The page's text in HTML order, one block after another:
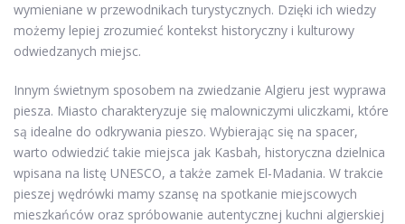
wymieniane w przewodnikach turystycznych. Dzięki ich wiedzy
możemy lepiej zrozumieć kontekst historyczny i kulturowy
odwiedzanych miejsc.
Innym świetnym sposobem na zwiedzanie Algieru jest wyprawa
piesza. Miasto charakteryzuje się malowniczymi uliczkami, które
są idealne do odkrywania pieszo. Wybierając się na spacer,
warto odwiedzić takie miejsca jak Kasbah, historyczna dzielnica
wpisana na listę UNESCO, a także zamek El-Madania. W trakcie
pieszej wędrówki mamy szansę na spotkanie miejscowych
mieszkańców oraz spróbowanie autentycznej kuchni algierskiej